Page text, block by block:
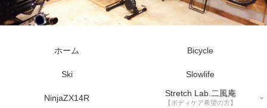
ホーム Bicycle
Ski Slowlife
NinjaZX14R Stretch Lab.二風庵
【ボディケア希望の方】